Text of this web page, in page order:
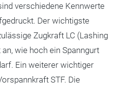
verschiedene Kennwerte
Der wichtigste
Zugkraft LC (Lashing
wie hoch ein Spanngurt
Ein weiterer wichtiger
STF. Die